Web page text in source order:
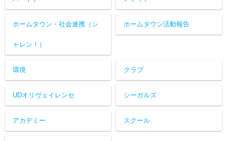
ホームタウン・社会連携（シ
ャレン！）
ホームタウン活動報告
環境 クラブ
UDオリヴェイレンセ シーガルズ
アカデミー スクール